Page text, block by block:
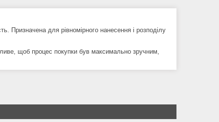
Призначена для рівномірного нанесення і розподілу
щоб процес покупки був максимально зручним,